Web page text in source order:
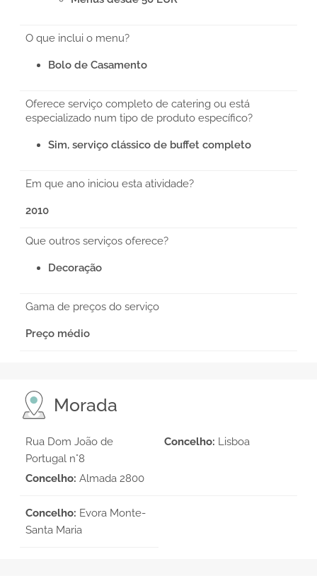
O que inclui o menu?
Bolo de Casamento
Oferece serviço completo de catering ou está
especializado num tipo de produto específico?
Sim, serviço clássico de buffet completo
Em que ano iniciou esta atividade?
2010
Que outros serviços oferece?
Decoração
Gama de preços do serviço
Preço médio
Morada
Rua Dom João de
Portugal n°8
Concelho: Almada 2800
Concelho: Lisboa
Concelho: Evora Monte-
Santa Maria